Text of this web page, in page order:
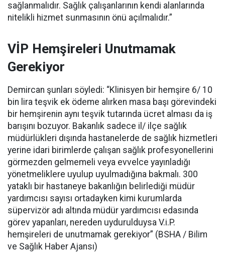
sağlanmalıdır. Sağlık çalışanlarının kendi alanlarında
nitelikli hizmet sunmasının önü açılmalıdır.”
VİP Hemşireleri Unutmamak
Gerekiyor
Demircan şunları söyledi: “Klinisyen bir hemşire 6/ 10
bin lira teşvik ek ödeme alırken masa başı görevindeki
bir hemşirenin aynı teşvik tutarında ücret alması da iş
barışını bozuyor. Bakanlık sadece il/ ilçe sağlık
müdürlükleri dışında hastanelerde de sağlık hizmetleri
yerine idari birimlerde çalışan sağlık profesyonellerini
görmezden gelmemeli veya evvelce yayınladığı
yönetmeliklere uyulup uyulmadığına bakmalı. 300
yataklı bir hastaneye bakanlığın belirlediği müdür
yardımcısı sayısı ortadayken kimi kurumlarda
süpervizör adı altında müdür yardımcısı edasında
görev yapanları, nereden uydurulduysa V.i.P.
hemşireleri de unutmamak gerekiyor” (BSHA / Bilim
ve Sağlık Haber Ajansı)